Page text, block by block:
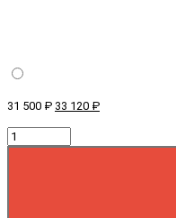
31 500 ₽ 33 120 ₽